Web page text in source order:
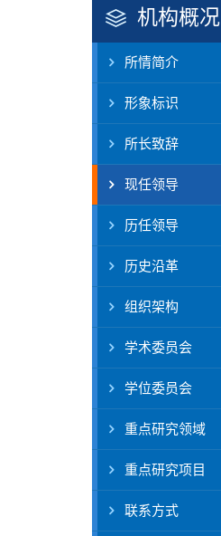
机构概况
所情简介
形象标识
所长致辞
现任领导
历任领导
历史沿革
组织架构
学术委员会
学位委员会
重点研究领域
重点研究项目
联系方式